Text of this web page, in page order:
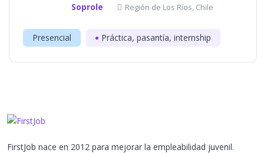
Soprole Región de Los Ríos, Chile
Presencial Práctica, pasantía, internship
FirstJob nace en 2012 para mejorar la empleabilidad juvenil.